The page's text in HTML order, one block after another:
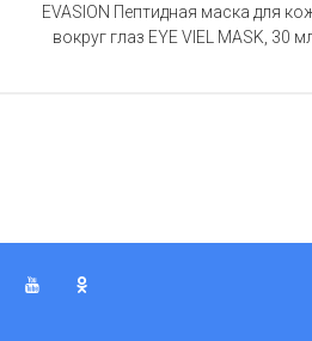
EVASION Пептидная маска для
вокруг глаз EYE VIEL MASK, 30